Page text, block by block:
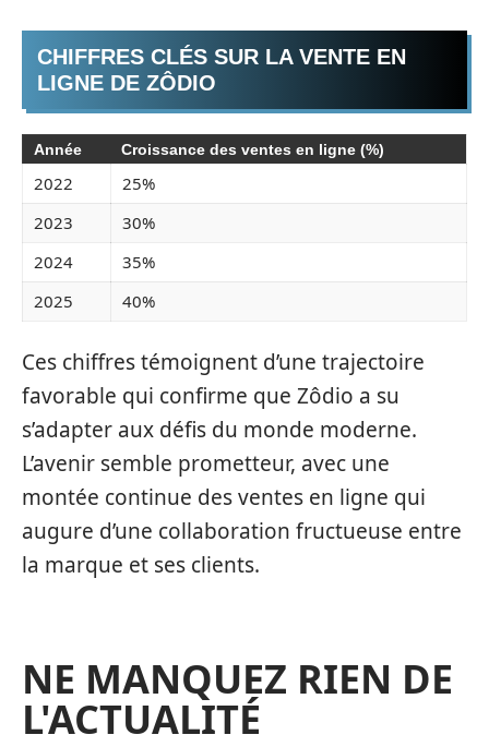
CHIFFRES CLÉS SUR LA VENTE EN
LIGNE DE ZÔDIO
Année Croissance des ventes en ligne (%)
2022
25%
2023
30%
2024
35%
2025
40%
Ces chiffres témoignent d’une trajectoire
favorable qui confirme que Zôdio a su
s’adapter aux défis du monde moderne.
L’avenir semble prometteur, avec une
montée continue des ventes en ligne qui
augure d’une collaboration fructueuse entre
la marque et ses clients.
NE MANQUEZ RIEN DE
L'ACTUALITÉ